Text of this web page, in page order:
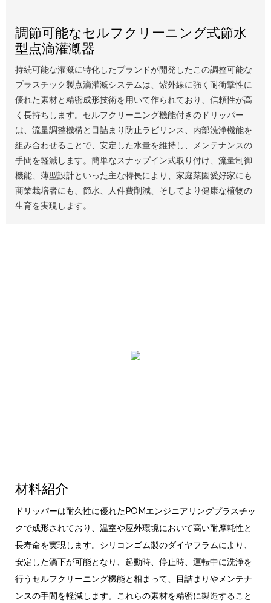
調節可能なセルフクリーニング式節水
型点滴灌漑器
持続可能な灌漑に特化したブランドが開発したこの調整可能な
プラスチック製点滴灌漑システムは、紫外線に強く耐衝撃性に
優れた素材と精密成形技術を用いて作られており、信頼性が高
く長持ちします。セルフクリーニング機能付きのドリッパー
は、流量調整機構と目詰まり防止ラビリンス、内部洗浄機能を
組み合わせることで、安定した水量を維持し、メンテナンスの
手間を軽減します。簡単なスナップイン式取り付け、流量制御
機能、薄型設計といった主な特長により、家庭菜園愛好家にも
商業栽培者にも、節水、人件費削減、そしてより健康な植物の
生育を実現します。
材料紹介
ドリッパーは耐久性に優れたPOMエンジニアリングプラスチッ
クで成形されており、温室や屋外環境において高い耐摩耗性と
長寿命を実現します。シリコンゴム製のダイヤフラムにより、
安定した滴下が可能となり、起動時、停止時、運転中に洗浄を
行うセルフクリーニング機能と相まって、目詰まりやメンテナ
ンスの手間を軽減します。これらの素材を精密に製造すること